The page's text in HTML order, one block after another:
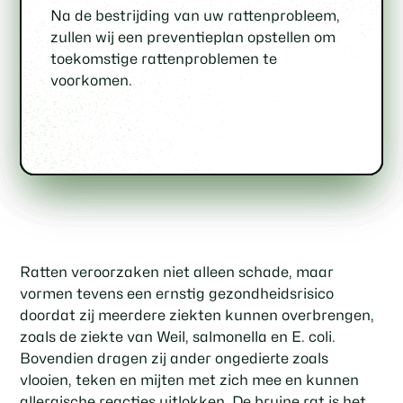
Onze bestrijdingsmethoden zijn discreet
en gericht op het minimaliseren van
zichtbare tekenen van ongedierte in uw
woning of bedrijf.
Wij bieden een volledige service, van
inspectie tot follow-up, om ervoor te
zorgen dat uw rattenprobleem op een
efficiënte en effectieve manier wordt
opgelost.
Onze ongediertebestrijders zijn
gecertificeerd en getraind in de laatste
methoden voor ongediertebestrijding,
waardoor u verzekerd bent van een
professionele oplossing voor uw
rattenprobleem.
Wij bieden milieuvriendelijke oplossingen
voor rattenbestrijding die veilig zijn voor u,
uw gezin en het milieu.
Na de bestrijding van uw rattenprobleem,
zullen wij een preventieplan opstellen om
toekomstige rattenproblemen te
voorkomen.
Ratten veroorzaken niet alleen schade, maar
vormen tevens een ernstig gezondheidsrisico
doordat zij meerdere ziekten kunnen overbrengen,
zoals de ziekte van Weil, salmonella en E. coli.
Bovendien dragen zij ander ongedierte zoals
vlooien, teken en mijten met zich mee en kunnen